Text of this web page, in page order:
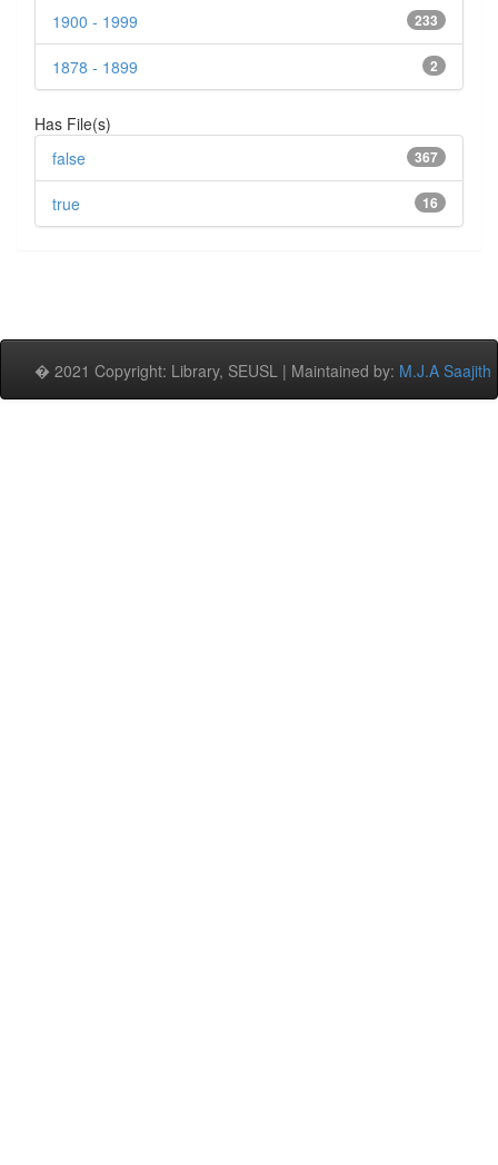
233
1900 - 1999
2
1878 - 1899
Has File(s)
367
false
16
true
� 2021 Copyright: Library, SEUSL | Maintained by: M.J.A Saajith